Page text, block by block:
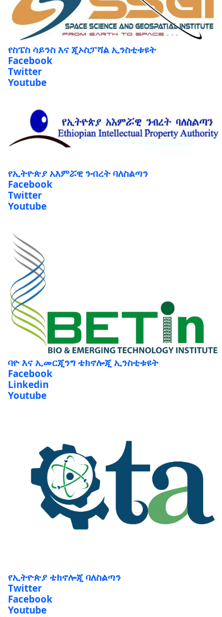
የስፔስ ሳይንስ እና ጂኦስፓሻል ኢንስቲቱዩት
Facebook
Twitter
Youtube
የኢትዮጵያ አእምሯዊ ንብረት ባለስልጣን
Facebook
Twitter
Youtube
ባዮ እና ኢመርጂንግ ቴክኖሎጂ ኢንስቲቱዩት
Facebook
Linkedin
Youtube
የኢትዮጵያ ቴክኖሎጂ ባለስልጣን
Twitter
Facebook
Youtube